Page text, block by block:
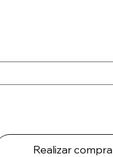
Realizar compra